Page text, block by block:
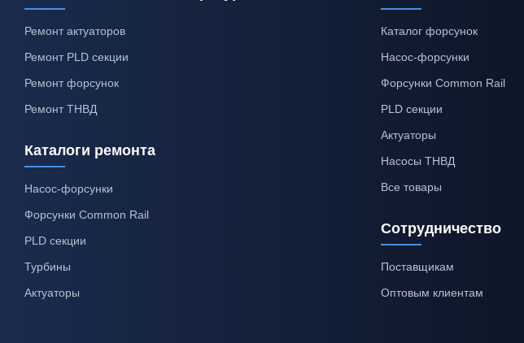
Ремонт актуаторов
Ремонт PLD секции
Ремонт форсунок
Ремонт ТНВД
Каталоги ремонта
Насос-форсунки
Форсунки Common Rail
PLD секции
Турбины
Актуаторы
Каталог форсунок
Насос-форсунки
Форсунки Common Rail
PLD секции
Актуаторы
Насосы ТНВД
Все товары
Сотрудничество
Поставщикам
Оптовым клиентам